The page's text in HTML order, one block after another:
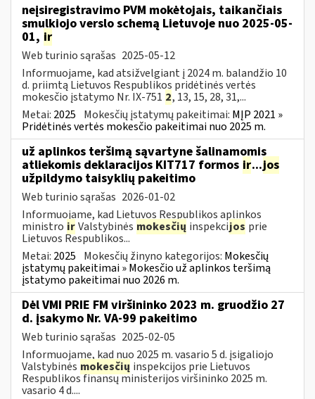
neįsiregistravimo PVM mokėtojais, taikančiais
smulkiojo verslo schemą Lietuvoje nuo 2025-05-
01, ir
Web turinio sąrašas 2025-05-12
Informuojame, kad atsižvelgiant į 2024 m. balandžio 10
d. priimtą Lietuvos Respublikos pridėtinės vertės
mokesčio įstatymo Nr. IX-751 2, 13, 15, 28, 31,...
Metai: 2025 Mokesčių įstatymų pakeitimai: MĮP 2021 »
Pridėtinės vertės mokesčio pakeitimai nuo 2025 m.
už aplinkos teršimą sąvartyne šalinamomis
atliekomis deklaracijos KIT717 formos ir...jos
užpildymo taisyklių pakeitimo
Web turinio sąrašas 2026-01-02
Informuojame, kad Lietuvos Respublikos aplinkos
ministro irValstybinės mokesčių inspekcijos prie
Lietuvos Respublikos...
Metai: 2025 Mokesčių žinyno kategorijos: Mokesčių
įstatymų pakeitimai » Mokesčio už aplinkos teršimą
įstatymo pakeitimai nuo 2026 m.
Dėl VMI PRIE FM viršininko 2023 m. gruodžio 27
d. įsakymo Nr. VA-99 pakeitimo
Web turinio sąrašas 2025-02-05
Informuojame, kad nuo 2025 m. vasario 5 d. įsigaliojo
Valstybinės mokesčių inspekcijos prie Lietuvos
Respublikos finansų ministerijos viršininko 2025 m.
vasario 4 d....